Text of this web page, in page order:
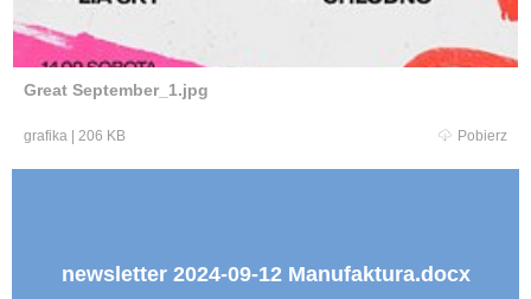
Great September_1.jpg
grafika 206 KB Pobierz
newsletter 2024-09-12 Manufaktura.docx